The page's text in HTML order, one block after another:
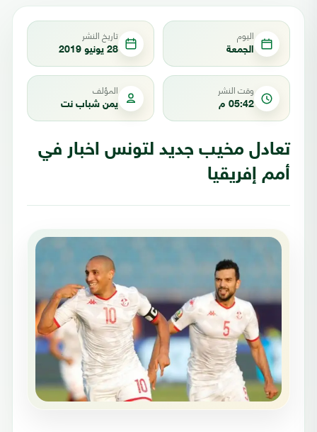
اليوم
الجمعة
تاريخ النشر
28 يونيو 2019
وقت النشر
05:42 م
المؤلف
يمن شباب نت
تعادل مخيب جديد لتونس اخبار في
أمم إفريقيا